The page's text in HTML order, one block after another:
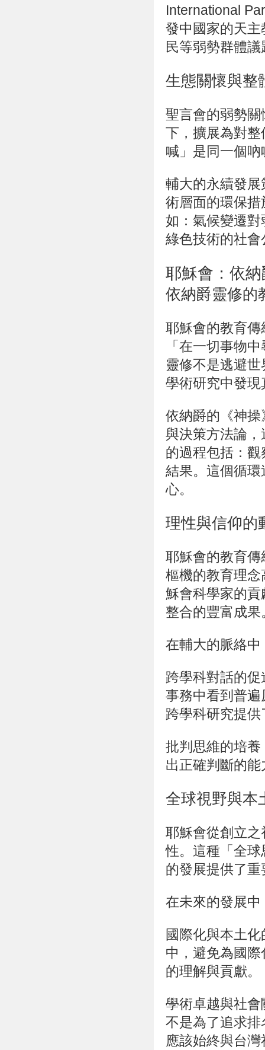
International
發中國家的天
民等弱勢群體議
生態關懷與整
聖言會的弱勢
下，擴展為對
喊」是同一個
輔大的永續發
術層面的環保
如：氣候變遷
綠色技術的社
耶穌會：依
依納爵靈修的
耶穌會的教育傳
「在一切事物
靈修不是逃避
學術研究中發
依納爵的《神
與決策方法論
的過程包括：
結果。這個循
心。
理性與信仰的
耶穌會的教育
樞機的教育理
穌會科學家的
整合的豐富成果
在輔大的脈絡
跨學科對話的促
事務中看到普
跨學科研究提
批判思維的培養
出正確判斷的
全球視野與本
耶穌會從創立
性。這種「全
的發展提供了重
在未來的發展
國際化與本土
中，避免為國
的理解與貢獻。
學術卓越與社
不是為了追求
應該始終與台